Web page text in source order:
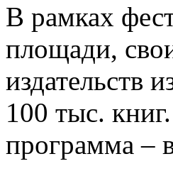
В рамках
площади,
издательств
100 тыс.
программа –